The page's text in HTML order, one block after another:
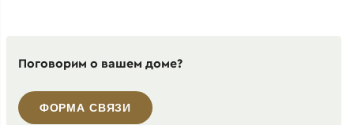
Поговорим о вашем доме?
ФОРМА СВЯЗИ